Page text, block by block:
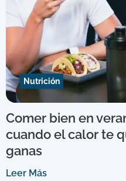
Nutrición
Comer bien en
cuando el calor te
ganas
Leer Más